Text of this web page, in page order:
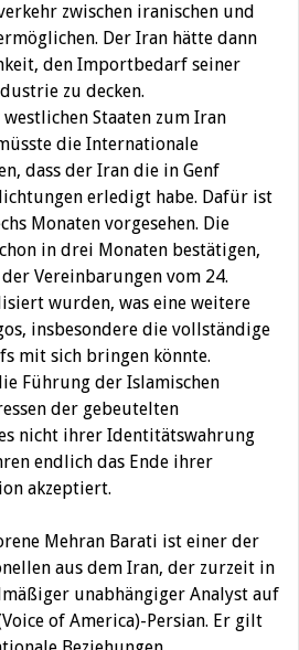
zwischen iranischen und
Der Iran hätte dann
den Importbedarf seiner
zu decken.
Staaten zum Iran
die Internationale
dass der Iran die in Genf
erledigt habe. Dafür ist
Monaten vorgesehen. Die
in drei Monaten bestätigen,
Vereinbarungen vom 24.
wurden, was eine weitere
insbesondere die vollständige
mit sich bringen könnte.
Führung der Islamischen
der gebeutelten
nicht ihrer Identitätswahrung
endlich das Ende ihrer
akzeptiert.
Mehran Barati ist einer der
aus dem Iran, der zurzeit in
unabhängiger Analyst auf
of America)-Persian. Er gilt